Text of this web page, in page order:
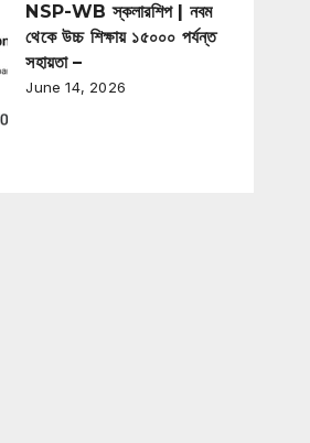
NSP-WB স্কলারশিপ | নবম
থেকে উচ্চ শিক্ষায় ১৫০০০ পর্যন্ত
সহায়তা –
June 14, 2026